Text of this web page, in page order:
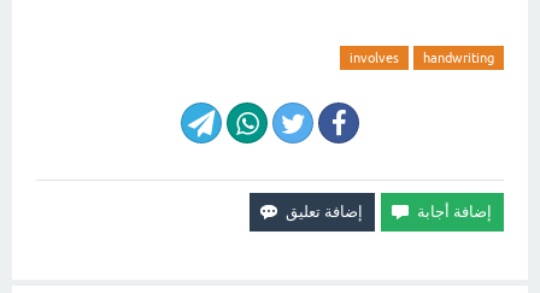
handwriting
involves